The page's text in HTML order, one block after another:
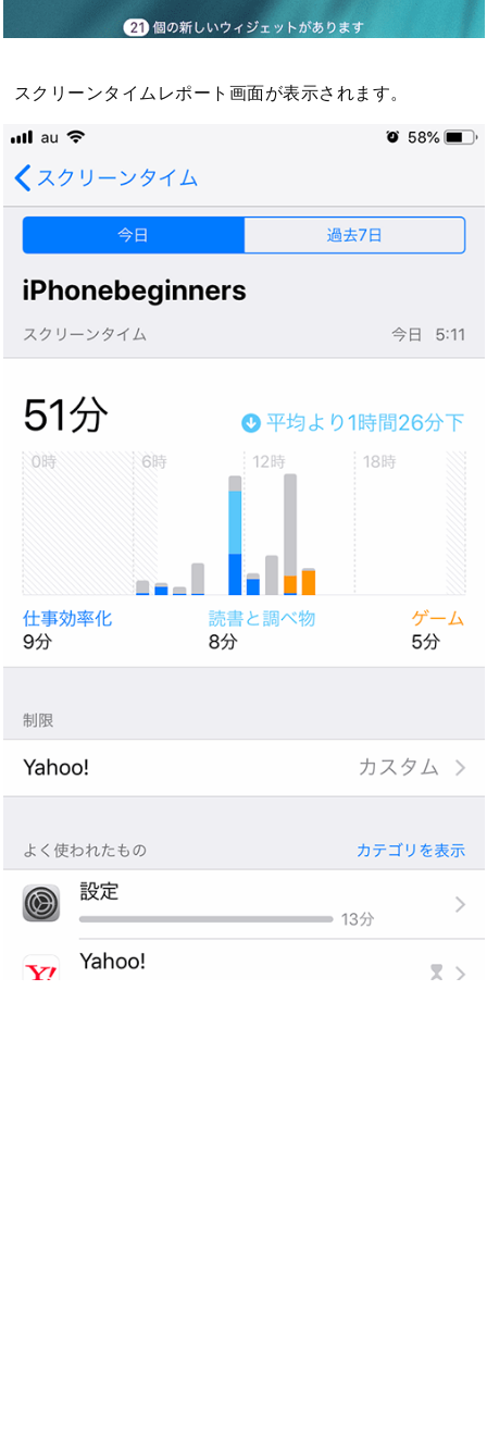
スクリーンタイムレポート画面が表示されます。